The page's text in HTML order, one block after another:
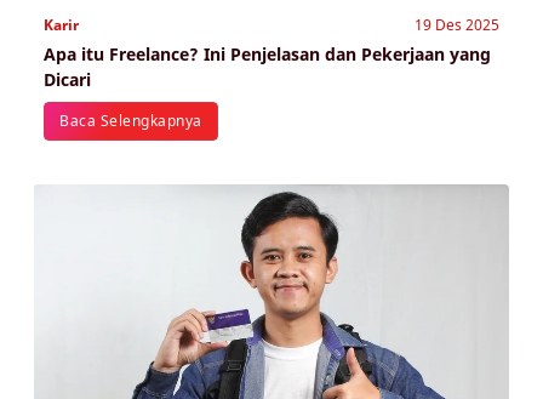
Karir 19 Des 2025
Apa itu Freelance? Ini Penjelasan dan Pekerjaan yang
Dicari
Baca Selengkapnya